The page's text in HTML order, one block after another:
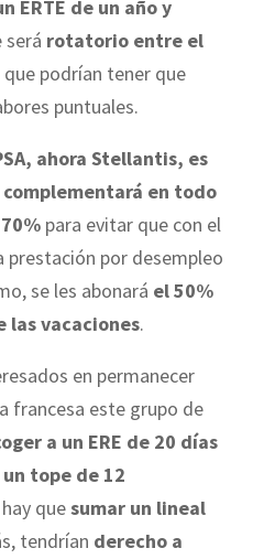
ERTE de un año y
será rotatorio entre el
que podrían tener que
puntuales.
ahora Stellantis, es
complementará en todo
para evitar que con el
por desempleo
se les abonará el 50%
las vacaciones.
en permanecer
francesa este grupo de
a un ERE de 20 días
tope de 12
quesumar un lineal
tendrían derecho a